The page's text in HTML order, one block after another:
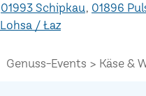
01993 Schipkau 01896
Lohsa / Łaz
Genuss-Events Käse &